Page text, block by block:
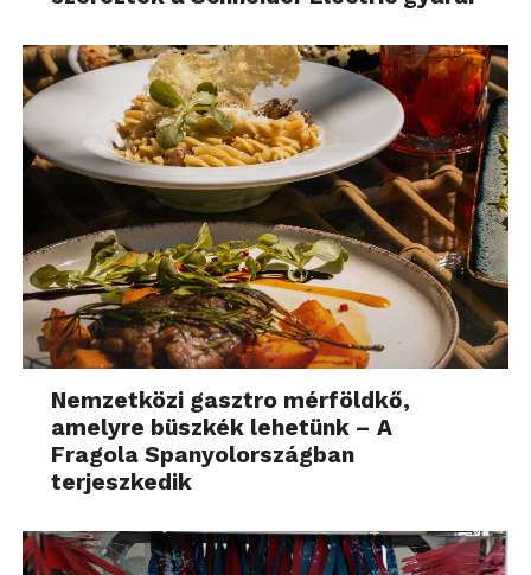
Nemzetközi gasztro mérföldkő,
amelyre büszkék lehetünk – A
Fragola Spanyolországban
terjeszkedik